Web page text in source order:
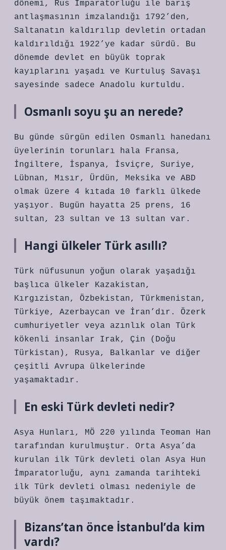
dönemi, Rus İmparatorluğu ile barış
antlaşmasının imzalandığı 1792’den,
Saltanatın kaldırılıp devletin ortadan
kaldırıldığı 1922’ye kadar sürdü. Bu
dönemde devlet en büyük toprak
kayıplarını yaşadı ve Kurtuluş Savaşı
sayesinde sadece Anadolu kurtuldu.
Osmanlı soyu şu an nerede?
Bu günde sürgün edilen Osmanlı hanedanı
üyelerinin torunları hala Fransa,
İngiltere, İspanya, İsviçre, Suriye,
Lübnan, Mısır, Ürdün, Meksika ve ABD
olmak üzere 4 kıtada 10 farklı ülkede
yaşıyor. Bugün hayatta 25 prens, 16
sultan, 23 sultan ve 13 sultan var.
Hangi ülkeler Türk asıllı?
Türk nüfusunun yoğun olarak yaşadığı
başlıca ülkeler Kazakistan,
Kırgızistan, Özbekistan, Türkmenistan,
Türkiye, Azerbaycan ve İran’dır. Özerk
cumhuriyetler veya azınlık olan Türk
kökenli insanlar Irak, Çin (Doğu
Türkistan), Rusya, Balkanlar ve diğer
çeşitli Avrupa ülkelerinde
yaşamaktadır.
En eski Türk devleti nedir?
Asya Hunları, MÖ 220 yılında Teoman Han
tarafından kurulmuştur. Orta Asya’da
kurulan ilk Türk devleti olan Asya Hun
İmparatorluğu, aynı zamanda tarihteki
ilk Türk devleti olması nedeniyle de
büyük önem taşımaktadır.
Bizans’tan önce İstanbul’da kim
vardı?